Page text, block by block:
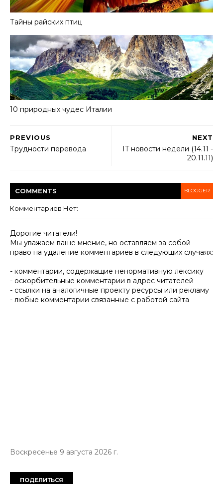
Тайны райских птиц
10 природных чудес Италии
NEXT
IT новости недели (14.11 -
20.11.11)
PREVIOUS
Трудности перевода
COMMENTS BLOGGER
Комментариев Нет:
Дорогие читатели!
Мы уважаем ваше мнение, но оставляем за собой
право на удаление комментариев в следующих случаях:
- комментарии, содержащие ненормативную лексику
- оскорбительные комментарии в адрес читателей
- ссылки на аналогичные проекту ресурсы или рекламу
- любые комментарии связанные с работой сайта
Воскресенье 9 августа 2026 г.
ПОДЕЛИТЬСЯ